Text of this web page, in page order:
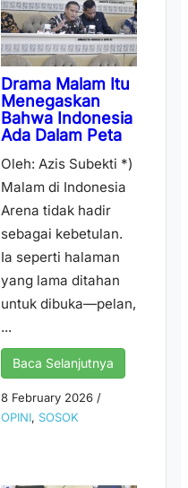
Drama Malam Itu
Menegaskan
Bahwa Indonesia
Ada Dalam Peta
Oleh: Azis Subekti *)
Malam di Indonesia
Arena tidak hadir
sebagai kebetulan.
Ia seperti halaman
yang lama ditahan
untuk dibuka—pelan,
...
Baca Selanjutnya
8 February 2026 /
OPINI, SOSOK